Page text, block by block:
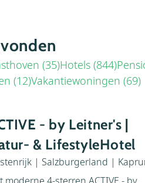
(35)Hotels (844)
(12)Vakantiewoningen (69)
- by Leitner's |
& LifestyleHotel
| Salzburgerland |
moderne 4-sterren ACTIVE - by